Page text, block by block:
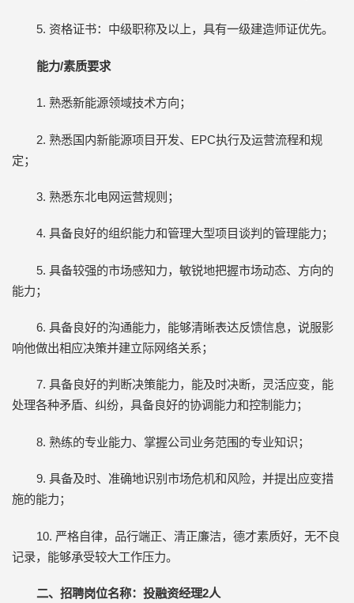
5. 资格证书：中级职称及以上，具有一级建造师证优先。
能力/素质要求
1. 熟悉新能源领域技术方向；
2. 熟悉国内新能源项目开发、EPC执行及运营流程和规
定；
3. 熟悉东北电网运营规则；
4. 具备良好的组织能力和管理大型项目谈判的管理能力；
5. 具备较强的市场感知力，敏锐地把握市场动态、方向的
能力；
6. 具备良好的沟通能力，能够清晰表达反馈信息，说服影
响他做出相应决策并建立际网络关系；
7. 具备良好的判断决策能力，能及时决断，灵活应变，能
处理各种矛盾、纠纷，具备良好的协调能力和控制能力；
8. 熟练的专业能力、掌握公司业务范围的专业知识；
9. 具备及时、准确地识别市场危机和风险，并提出应变措
施的能力；
10. 严格自律，品行端正、清正廉洁，德才素质好，无不良
记录，能够承受较大工作压力。
二、 招聘岗位名称：投融资经理2人